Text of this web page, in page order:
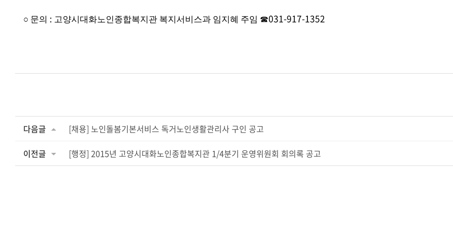
○ 문의 : 고양시대화노인종합복지관 복지서비스과 임지혜 주임 ☎031-917-1352
다음글 [채용] 노인돌봄기본서비스 독거노인생활관리사 구인 공고
이전글 [행정] 2015년 고양시대화노인종합복지관 1/4분기 운영위원회 회의록 공고